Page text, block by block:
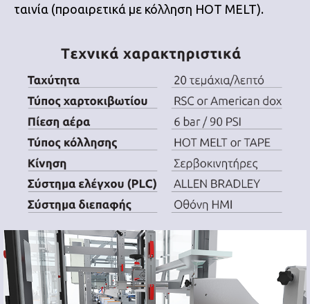
ταινία (προαιρετικά με κόλληση HOT MELT).